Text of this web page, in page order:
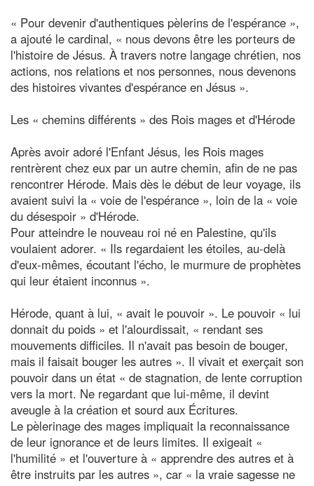
« Pour devenir d'authentiques pèlerins de l'espérance »,
a ajouté le cardinal, « nous devons être les porteurs de
l'histoire de Jésus. À travers notre langage chrétien, nos
actions, nos relations et nos personnes, nous devenons
des histoires vivantes d'espérance en Jésus ».
Les « chemins différents » des Rois mages et d'Hérode
Après avoir adoré l'Enfant Jésus, les Rois mages
rentrèrent chez eux par un autre chemin, afin de ne pas
rencontrer Hérode. Mais dès le début de leur voyage, ils
avaient suivi la « voie de l'espérance », loin de la « voie
du désespoir » d'Hérode.
Pour atteindre le nouveau roi né en Palestine, qu'ils
voulaient adorer. « Ils regardaient les étoiles, au-delà
d'eux-mêmes, écoutant l'écho, le murmure de prophètes
qui leur étaient inconnus ».
Hérode, quant à lui, « avait le pouvoir ». Le pouvoir « lui
donnait du poids » et l'alourdissait, « rendant ses
mouvements difficiles. Il n'avait pas besoin de bouger,
mais il faisait bouger les autres ». Il vivait et exerçait son
pouvoir dans un état « de stagnation, de lente corruption
vers la mort. Ne regardant que lui-même, il devint
aveugle à la création et sourd aux Écritures.
Le pèlerinage des mages impliquait la reconnaissance
de leur ignorance et de leurs limites. Il exigeait «
l'humilité » et l'ouverture à « apprendre des autres et à
être instruits par les autres », car « la vraie sagesse ne